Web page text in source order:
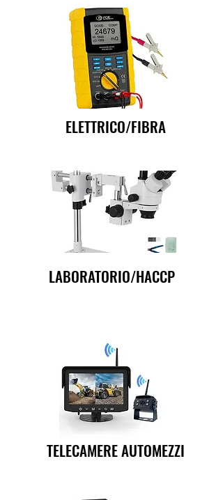
ELETTRICO/FIBRA
LABORATORIO/HACCP
TELECAMERE AUTOMEZZI